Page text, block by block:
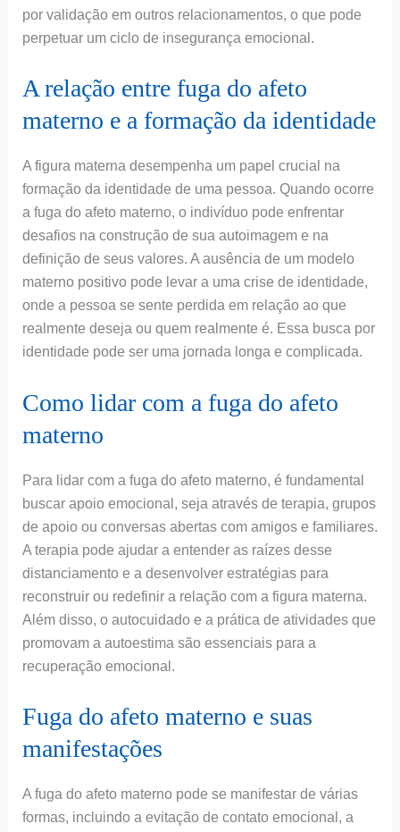
por validação em outros relacionamentos, o que pode
perpetuar um ciclo de insegurança emocional.
A relação entre fuga do afeto
materno e a formação da identidade
A figura materna desempenha um papel crucial na
formação da identidade de uma pessoa. Quando ocorre
a fuga do afeto materno, o indivíduo pode enfrentar
desafios na construção de sua autoimagem e na
definição de seus valores. A ausência de um modelo
materno positivo pode levar a uma crise de identidade,
onde a pessoa se sente perdida em relação ao que
realmente deseja ou quem realmente é. Essa busca por
identidade pode ser uma jornada longa e complicada.
Como lidar com a fuga do afeto
materno
Para lidar com a fuga do afeto materno, é fundamental
buscar apoio emocional, seja através de terapia, grupos
de apoio ou conversas abertas com amigos e familiares.
A terapia pode ajudar a entender as raízes desse
distanciamento e a desenvolver estratégias para
reconstruir ou redefinir a relação com a figura materna.
Além disso, o autocuidado e a prática de atividades que
promovam a autoestima são essenciais para a
recuperação emocional.
Fuga do afeto materno e suas
manifestações
A fuga do afeto materno pode se manifestar de várias
formas, incluindo a evitação de contato emocional, a